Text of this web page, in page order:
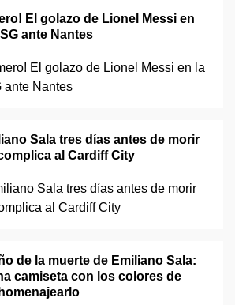
El golazo de Lionel Messi en
ante Nantes
Sala tres días antes de morir
al Cardiff City
de la muerte de Emiliano Sala:
camiseta con los colores de